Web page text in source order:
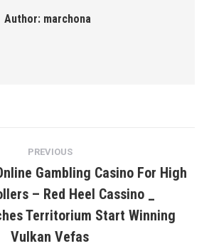
Author: marchona
PREVIOUS
post:
Gambling Casino For High
– Red Heel Cassino _
Territorium Start Winning
Vulkan Vefas